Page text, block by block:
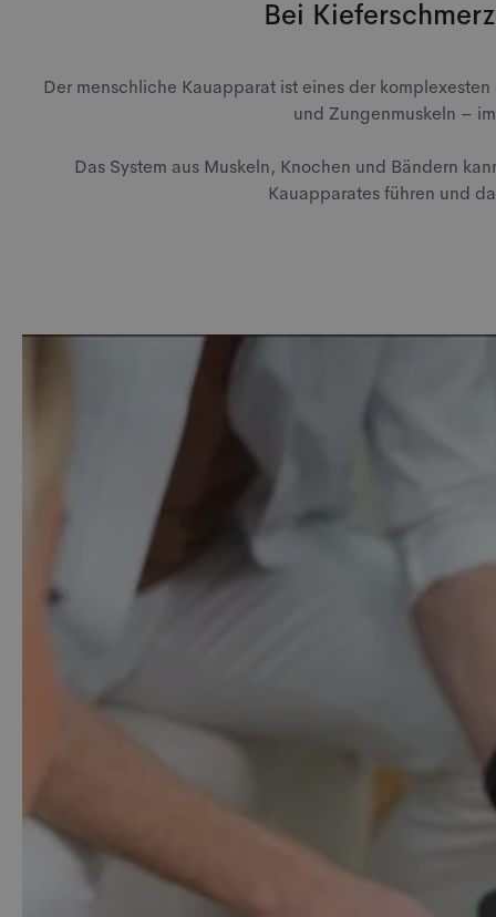
Bei
Der menschliche Kauapparat ist eines der
und Zungenmuskeln –
Das System aus Muskeln, Knochen und Bändern
Kauapparates führen und